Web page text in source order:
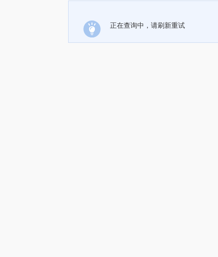
正在查询中，请刷新重试